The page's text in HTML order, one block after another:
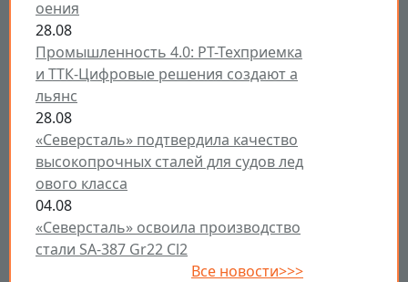
оения
28.08
Промышленность 4.0: РТ-Техприемка
и ТТК-Цифровые решения создают а
льянс
28.08
«Северсталь» подтвердила качество
высокопрочных сталей для судов лед
ового класса
04.08
«Северсталь» освоила производство
стали SA-387 Gr22 Cl2
Все новости>>>